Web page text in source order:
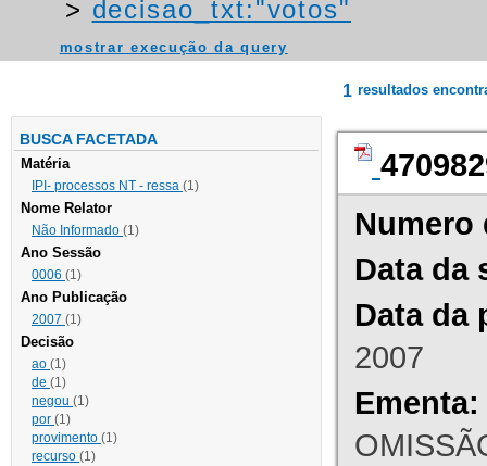
> decisao_txt:"votos"
mostrar execução da query
BUSCA FACETADA
Matéria
IPI- processos NT - ressa (1)
Nome Relator
Não Informado (1)
Ano Sessão
0006 (1)
Ano Publicação
2007 (1)
Decisão
ao (1)
de (1)
negou (1)
por (1)
provimento (1)
recurso (1)
1 resultados
Numero
Data da
Data da
2007
Ementa: